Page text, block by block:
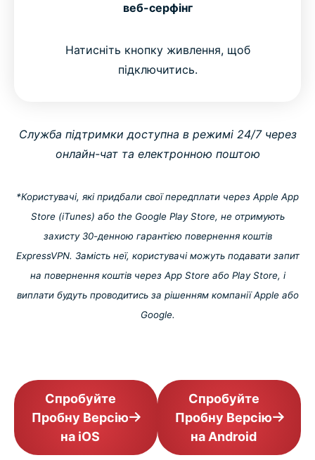
веб-серфінг
Натисніть кнопку живлення, щоб
підключитись.
Служба підтримки доступна в режимі 24/7 через
онлайн-чат та електронною поштою
*Користувачі, які придбали свої передплати через Apple App
Store (iTunes) або the Google Play Store, не отримують
захисту 30-денною гарантією повернення коштів
ExpressVPN. Замість неї, користувачі можуть подавати запит
на повернення коштів через App Store або Play Store, і
виплати будуть проводитись за рішенням компанії Apple або
Google.
Спробуйте
Пробну Версію
на iOS
Спробуйте
Пробну Версію
на Android